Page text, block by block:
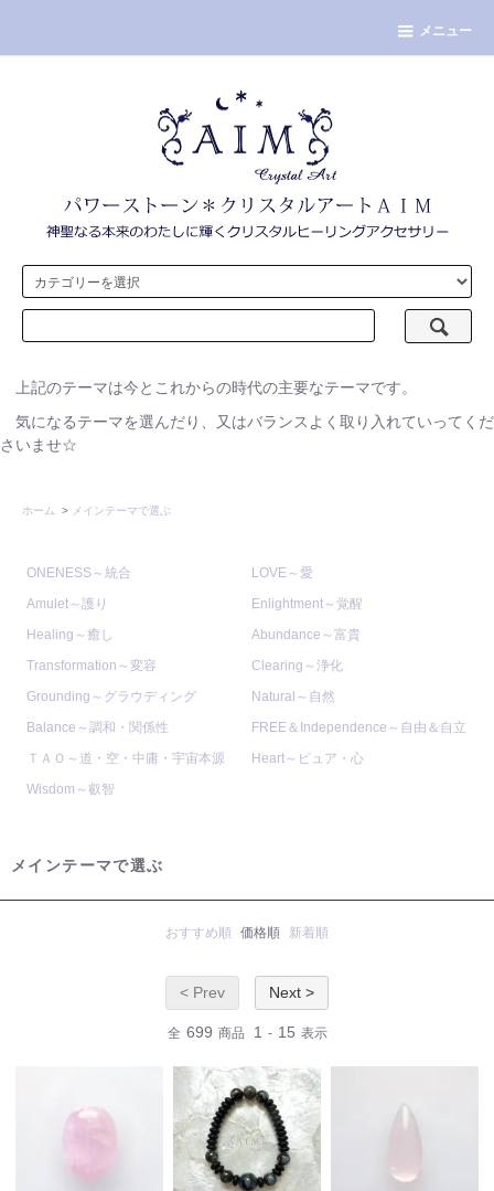
メニュー
上記のテーマは今とこれからの時代の主要なテーマです。
気になるテーマを選んだり、又はバランスよく取り入れていってくだ
さいませ☆
ホーム > メインテーマで選ぶ
ONENESS～統合
LOVE～愛
Amulet～護り
Enlightment～覚醒
Healing～癒し
Abundance～富貴
Transformation～変容
Clearing～浄化
Grounding～グラウディング
Natural～自然
Balance～調和・関係性
FREE＆Independence～自由＆自立
ＴＡＯ～道・空・中庸・宇宙本源
Heart～ピュア・心
Wisdom～叡智
メインテーマで選ぶ
おすすめ順 価格順 新着順
< Prev Next >
全 699 商品 1 - 15 表示